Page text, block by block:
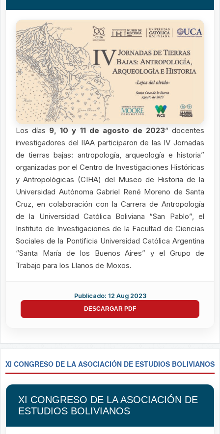
Los días 9, 10 y 11 de agosto de 2023“ docentes
investigadores del IIAA participaron de las IV Jornadas
de tierras bajas: antropología, arqueología e historia”
organizadas por el Centro de Investigaciones Históricas
y Antropológicas (CIHA) del Museo de Historia de la
Universidad Autónoma Gabriel René Moreno de Santa
Cruz, en colaboración con la Carrera de Antropología
de la Universidad Católica Boliviana “San Pablo”, el
Instituto de Investigaciones de la Facultad de Ciencias
Sociales de la Pontificia Universidad Católica Argentina
“Santa María de los Buenos Aires” y el Grupo de
Trabajo para los Llanos de Moxos.
Publicado: 12 Aug 2023
DESCARGAR PDF
XI CONGRESO DE LA ASOCIACIÓN DE ESTUDIOS BOLIVIANOS
XI CONGRESO DE LA ASOCIACIÓN DE
ESTUDIOS BOLIVIANOS